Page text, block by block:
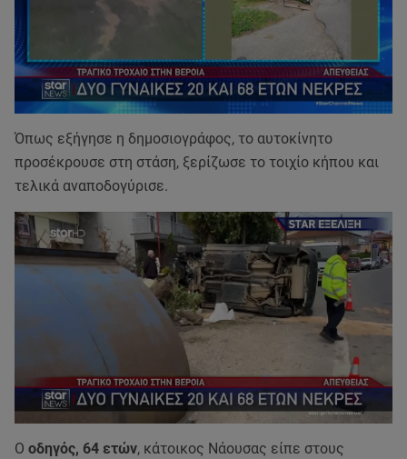
Όπως εξήγησε η δημοσιογράφος, το αυτοκίνητο
προσέκρουσε στη στάση, ξερίζωσε το τοιχίο κήπου και
τελικά αναποδογύρισε.
Ο οδηγός, 64 ετών, κάτοικος Νάουσας είπε στους